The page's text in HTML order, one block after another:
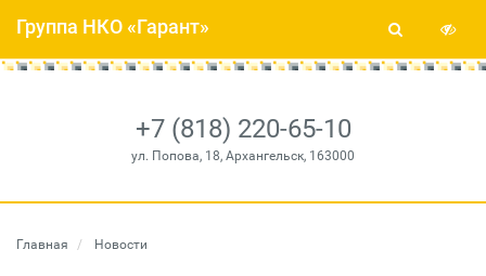
+7 (818) 220-65-10
ул. Попова, 18, Архангельск, 163000
Группа НКО «Гарант»
Главная Новости